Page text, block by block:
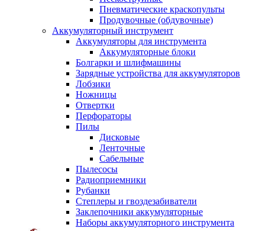
Пневматические краскопульты
Продувочные (обдувочные)
Аккумуляторный инструмент
Аккумуляторы для инструмента
Аккумуляторные блоки
Болгарки и шлифмашины
Зарядные устройства для аккумуляторов
Лобзики
Ножницы
Отвертки
Перфораторы
Пилы
Дисковые
Ленточные
Сабельные
Пылесосы
Радиоприемники
Рубанки
Степлеры и гвоздезабиватели
Заклепочники аккумуляторные
Наборы аккумуляторного инструмента